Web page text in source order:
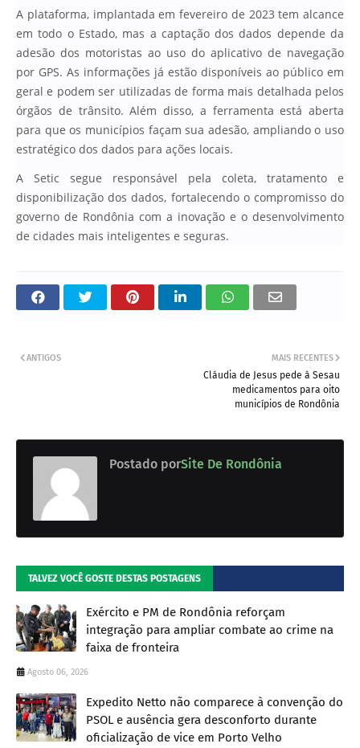
A plataforma, implantada em fevereiro de 2023 tem alcance
em todo o Estado, mas a captação dos dados depende da
adesão dos motoristas ao uso do aplicativo de navegação
por GPS. As informações já estão disponíveis ao público em
geral e podem ser utilizadas de forma mais detalhada pelos
órgãos de trânsito. Além disso, a ferramenta está aberta
para que os municípios façam sua adesão, ampliando o uso
estratégico dos dados para ações locais.
A Setic segue responsável pela coleta, tratamento e
disponibilização dos dados, fortalecendo o compromisso do
governo de Rondônia com a inovação e o desenvolvimento
de cidades mais inteligentes e seguras.
MAIS RECENTES
Cláudia de Jesus pede à Sesau
medicamentos para oito
municípios de Rondônia
ANTIGOS
Postado porSite De Rondônia
TALVEZ VOCÊ GOSTE DESTAS POSTAGENS
Exército e PM de Rondônia reforçam
integração para ampliar combate ao crime na
faixa de fronteira
Agosto 06, 2026
Expedito Netto não comparece à convenção do
PSOL e ausência gera desconforto durante
oficialização de vice em Porto Velho